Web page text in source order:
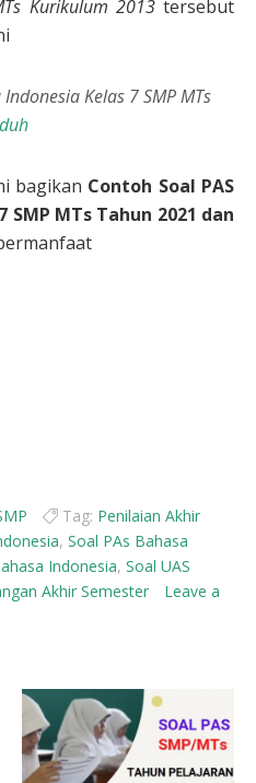
Kurikulum 2013 tersebut
Kelas 7 SMP MTs
bagikan Contoh Soal PAS
SMP MTs Tahun 2021 dan
Tag: Penilaian Akhir
, Soal PAs Bahasa
Indonesia, Soal UAS
Akhir Semester
Leave a